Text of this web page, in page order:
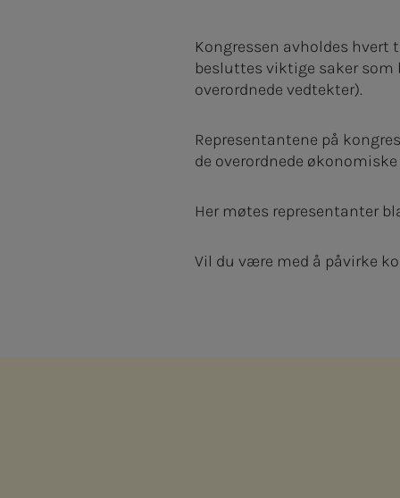
Kongressen avholdes hvert
besluttes viktige saker som
overordnede vedtekter).
Representantene på
de overordnede
Her møtes representanter
Vil du være med å påvirke